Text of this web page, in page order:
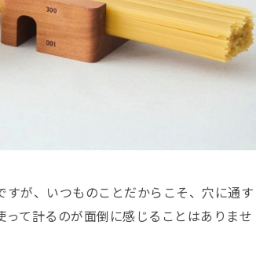
が、いつものことだからこそ、穴に通す
て計るのが面倒に感じることはありませ